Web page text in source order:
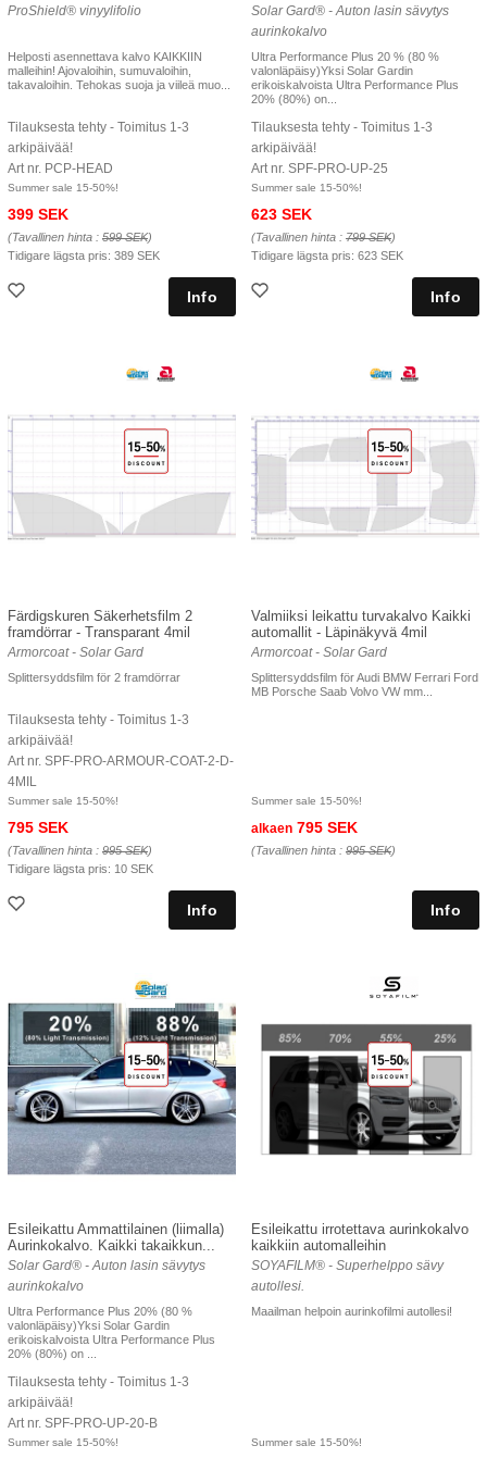
ProShield® vinyylifolio
Helposti asennettava kalvo KAIKKIIN
malleihin! Ajovaloihin, sumuvaloihin,
takavaloihin. Tehokas suoja ja viileä muo...
Tilauksesta tehty - Toimitus 1-3
arkipäivää!
Art nr. PCP-HEAD
Summer sale 15-50%!
399 SEK
(Tavallinen hinta : 599 SEK)
Tidigare lägsta pris: 389 SEK
Solar Gard® - Auton lasin sävytys
aurinkokalvo
Ultra Performance Plus 20 % (80 %
valonläpäisy)Yksi Solar Gardin
erikoiskalvoista Ultra Performance Plus
20% (80%) on...
Tilauksesta tehty - Toimitus 1-3
arkipäivää!
Art nr. SPF-PRO-UP-25
Summer sale 15-50%!
623 SEK
(Tavallinen hinta : 799 SEK)
Tidigare lägsta pris: 623 SEK
Färdigskuren Säkerhetsfilm 2
framdörrar - Transparant 4mil
Armorcoat - Solar Gard
Splittersyddsfilm för 2 framdörrar
Tilauksesta tehty - Toimitus 1-3
arkipäivää!
Art nr. SPF-PRO-ARMOUR-COAT-2-D-
4MIL
Summer sale 15-50%!
795 SEK
(Tavallinen hinta : 995 SEK)
Tidigare lägsta pris: 10 SEK
Valmiiksi leikattu turvakalvo Kaikki
automallit - Läpinäkyvä 4mil
Armorcoat - Solar Gard
Splittersyddsfilm för Audi BMW Ferrari Ford
MB Porsche Saab Volvo VW mm...
Summer sale 15-50%!
alkaen 795 SEK
(Tavallinen hinta : 995 SEK)
Esileikattu Ammattilainen (liimalla)
Aurinkokalvo. Kaikki takaikkun...
Solar Gard® - Auton lasin sävytys
aurinkokalvo
Ultra Performance Plus 20% (80 %
valonläpäisy)Yksi Solar Gardin
erikoiskalvoista Ultra Performance Plus
20% (80%) on ...
Tilauksesta tehty - Toimitus 1-3
arkipäivää!
Art nr. SPF-PRO-UP-20-B
Summer sale 15-50%!
Esileikattu irrotettava aurinkokalvo
kaikkiin automalleihin
SOYAFILM® - Superhelppo sävy
autollesi.
Maailman helpoin aurinkofilmi autollesi!
Summer sale 15-50%!